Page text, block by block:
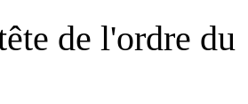
de l'ordre du